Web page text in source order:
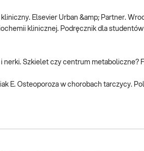
Elsevier Urban &amp; Partner.
klinicznej. Podręcznik dla
nerki. Szkielet czy centrum metaboliczne?
E. Osteoporoza w chorobach tarczycy.